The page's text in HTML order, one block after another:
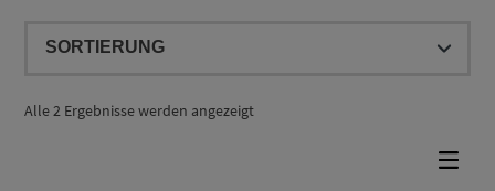
Alle 2 Ergebnisse werden angezeigt